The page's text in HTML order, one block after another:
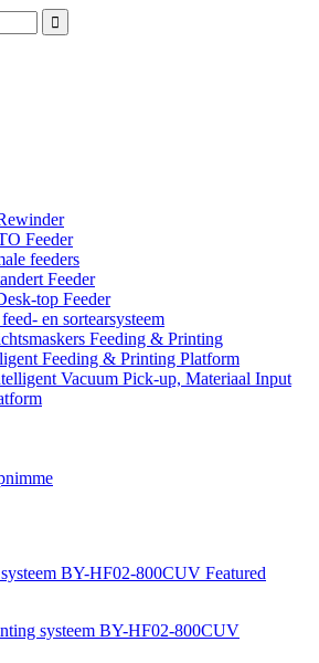
Feeder
feeders
Feeder
top Feeder
en sortearsysteem
Feeding & Printing
Feeding & Printing Platform
Vacuum Pick-up, Materiaal Input